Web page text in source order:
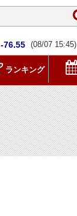
-76.55 (08/07 15:45)
ランキング